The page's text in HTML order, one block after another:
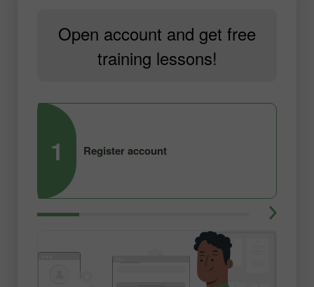
Open account and get free
training lessons!
1 Register account